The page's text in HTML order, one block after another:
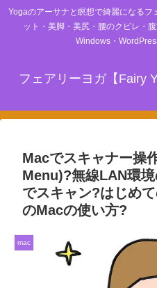
Yogaのアーサナと瞑想で綺麗になる
ット・美脚・美尻・腰のクビレ・
Windows・
フェアリーヨガ【Fairy
Macでスキャナー操
Menu)?無線LAN環
でスキャン?はじめ
のMacの使い方?
mac